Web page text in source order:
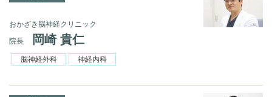
おかざき脳神経クリニック
院長
岡崎 貴仁
脳神経外科 神経内科